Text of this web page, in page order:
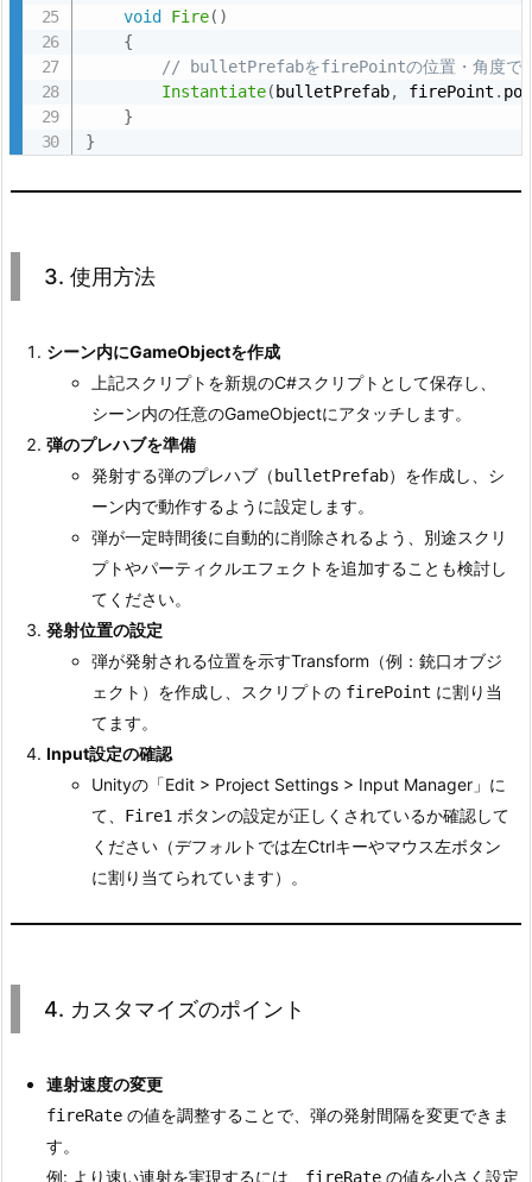
版
void Fire( )
{
// bulletPrefabをfirePointの位置・角度で
Instantiate(bulletPrefab, firePoint .
}
}
3. 使用方法
シーン内にGameObjectを作成
上記スクリプトを新規のC#スクリプトとして保存し、
シーン内の任意のGameObjectにアタッチします。
弾のプレハブを準備
発射する弾のプレハブ（bulletPrefab）を作成し、シ
ーン内で動作するように設定します。
弾が一定時間後に自動的に削除されるよう、別途スクリ
プトやパーティクルエフェクトを追加することも検討し
てください。
発射位置の設定
弾が発射される位置を示すTransform（例：銃口オブジ
ェクト）を作成し、スクリプトの firePoint に割り当
てます。
Input設定の確認
Unityの「Edit > Project Settings > Input Manager」に
て、 Fire1 ボタンの設定が正しくされているか確認して
ください（デフォルトでは左Ctrlキーやマウス左ボタン
に割り当てられています）。
4. カスタマイズのポイント
連射速度の変更
fireRate の値を調整することで、弾の発射間隔を変更できま
す。
例: より速い連射を実現するには、 fireRate の値を小さく設定